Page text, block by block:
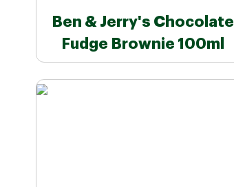
Ben & Jerry's Chocolate
Fudge Brownie 100ml